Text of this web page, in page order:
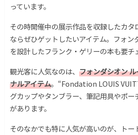
っています。
その時開催中の展示作品を収録したカタ
ならぜひゲットしたいアイテム。フォン
を設計したフランク・ゲリーの本も要チ
観光客に人気なのは、 フォンダシオン
ナルアイテム。“Fondation LOUIS
グカップやタンブラー、筆記用具やポー
があります。
そのなかでも特に人気が高いのが、トー